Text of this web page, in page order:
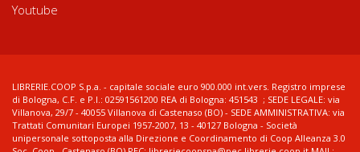
Youtube
LIBRERIE.COOP S.p.a. - capitale sociale euro 900.000 int.vers. Registro imprese
di Bologna, C.F. e P.I.: 02591561200 REA di Bologna: 451543 ; SEDE LEGALE: via
Villanova, 29/7 - 40055 Villanova di Castenaso (BO) - SEDE AMMINISTRATIVA: via
Trattati Comunitari Europei 1957-2007, 13 - 40127 Bologna - Società
unipersonale sottoposta alla Direzione e Coordinamento di Coop Alleanza 3.0